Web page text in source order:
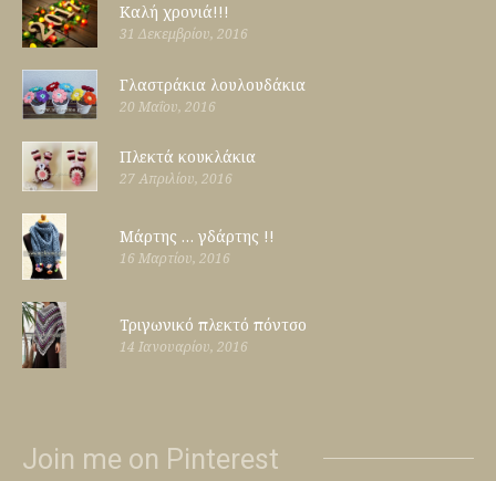
Καλή χρονιά!!!
31 Δεκεμβρίου, 2016
Γλαστράκια λουλουδάκια
20 Μαΐου, 2016
Πλεκτά κουκλάκια
27 Απριλίου, 2016
Μάρτης … γδάρτης !!
16 Μαρτίου, 2016
Τριγωνικό πλεκτό πόντσο
14 Ιανουαρίου, 2016
Join me on Pinterest